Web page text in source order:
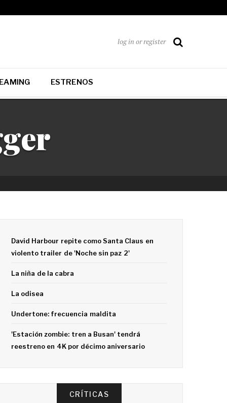
log in or register
ESTRENOS
David Harbour repite como Santa Claus en
violento trailer de 'Noche sin paz 2'
La niña de la cabra
La odisea
Undertone: frecuencia maldita
'Estación zombie: tren a Busan' tendrá
reestreno en 4K por décimo aniversario
CRÍTICAS